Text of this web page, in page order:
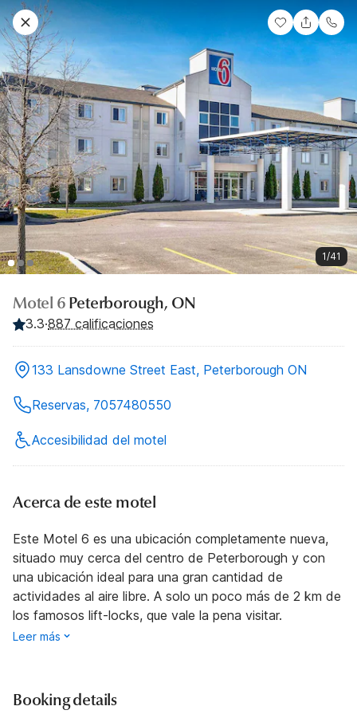
1/41
Motel 6 Peterborough, ON
3.3·887 calificaciones
133 Lansdowne Street East, Peterborough ON
Reservas, 7057480550
Accesibilidad del motel
Acerca de este motel
Este Motel 6 es una ubicación completamente nueva,
situado muy cerca del centro de Peterborough y con
una ubicación ideal para una gran cantidad de
actividades al aire libre. A solo un poco más de 2 km de
los famosos lift-locks, que vale la pena visitar.
Leer más
Booking details